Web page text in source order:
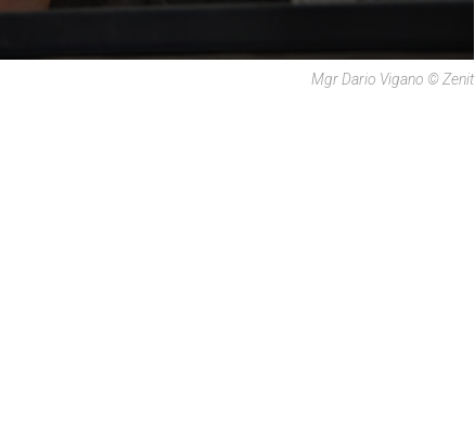
Mgr Dario Vigano © Zenit